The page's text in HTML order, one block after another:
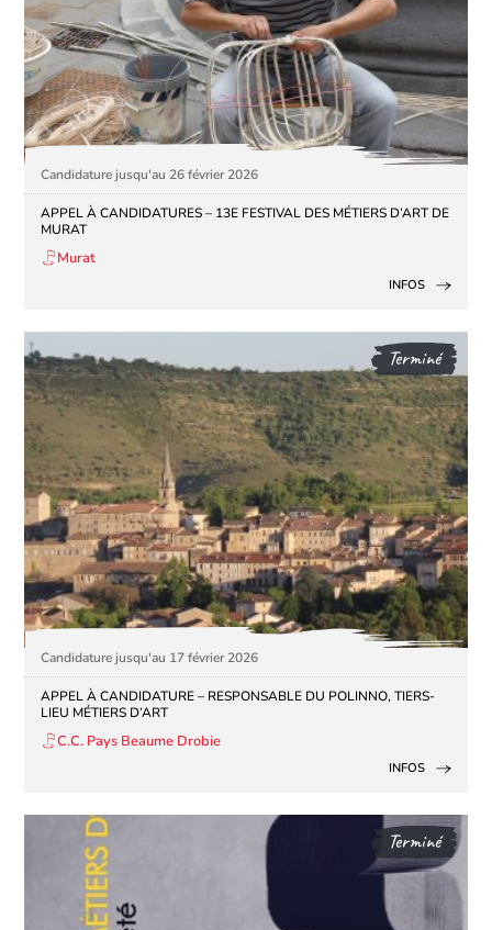
Candidature jusqu'au 26 février 2026
APPEL À CANDIDATURES – 13E FESTIVAL DES MÉTIERS D’ART DE
MURAT
Murat
INFOS
Terminé
Candidature jusqu'au 17 février 2026
APPEL À CANDIDATURE – RESPONSABLE DU POLINNO, TIERS-
LIEU MÉTIERS D’ART
C.C. Pays Beaume Drobie
INFOS
Terminé